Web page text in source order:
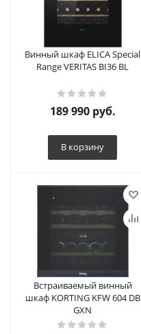
Винный шкаф ELICA Special
Range VERITAS BI36 BL
189 990руб.
В корзину
Встраиваемый винный
шкаф KORTING KFW 604 DB
GXN